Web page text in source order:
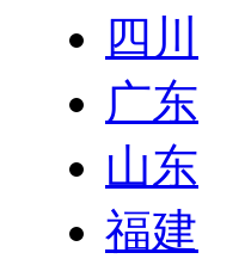
四川
广东
山东
福建